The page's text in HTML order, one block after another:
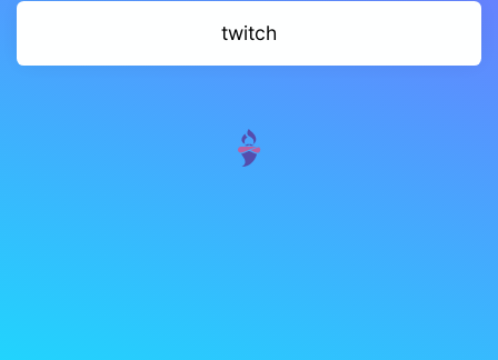
twitch